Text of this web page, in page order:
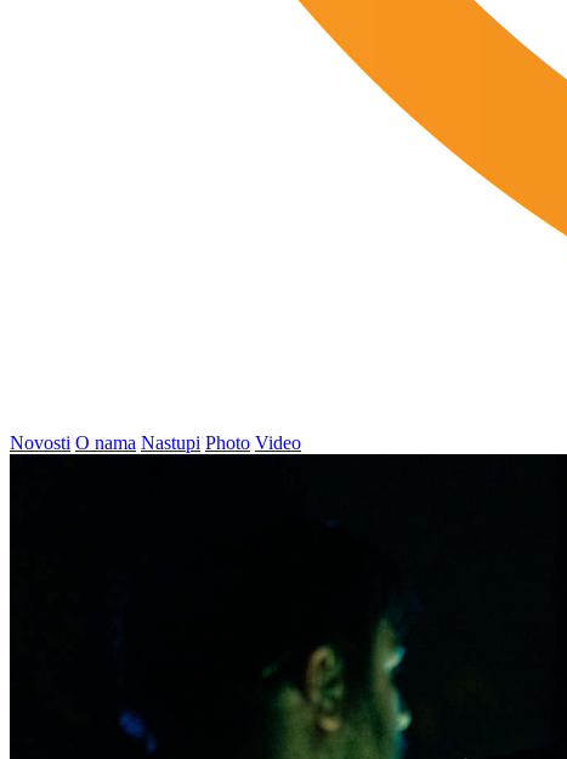
Novosti O nama Nastupi Photo Video